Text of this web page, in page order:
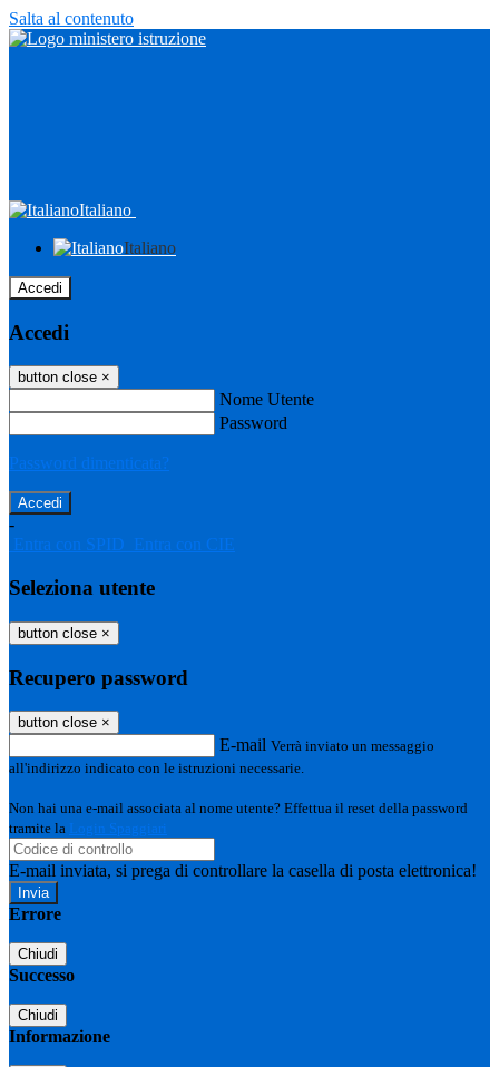
Salta al contenuto
Italiano
Italiano
Accedi
Accedi
button close ×
Nome Utente
Password
Password dimenticata?
-
Entra con SPID
Entra con CIE
Seleziona utente
button close ×
Recupero password
button close ×
E-mail Verrà inviato un messaggio
all'indirizzo indicato con le istruzioni necessarie.
Non hai una e-mail associata al nome utente? Effettua il reset della password
tramite la Login Spaggiari
E-mail inviata, si prega di controllare la casella di posta elettronica!
Errore
Chiudi
Successo
Chiudi
Informazione